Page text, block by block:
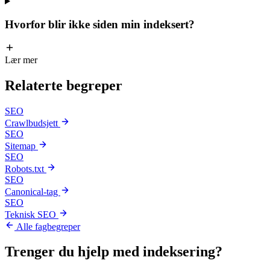
Hvorfor blir ikke siden min indeksert?
Lær mer
Relaterte begreper
SEO
Crawlbudsjett
SEO
Sitemap
SEO
Robots.txt
SEO
Canonical-tag
SEO
Teknisk SEO
Alle fagbegreper
Trenger du hjelp med indeksering?